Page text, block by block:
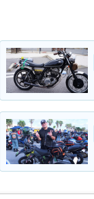
2007年 VOX・マイナー
チェンジ